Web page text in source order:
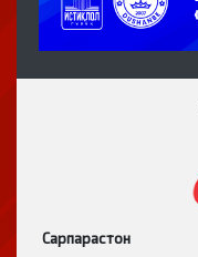
Сарпарастон